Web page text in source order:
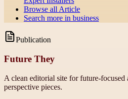
Browse all Article
Search more in business
Publication
Future They
A clean editorial site for future-focused
perspective pieces.